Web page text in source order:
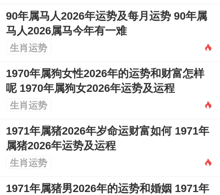
90年属马人2026年运势及每月运势 90年属
马人2026属马今年有一难
生肖运势
1970年属狗女性2026年的运势和财富怎样
呢 1970年属狗女2026年运势及运程
生肖运势
1971年属猪2026年岁命运财富如何 1971年
属猪2026年运势及运程
生肖运势
1971年属猪男2026年的运势和婚姻 1971年